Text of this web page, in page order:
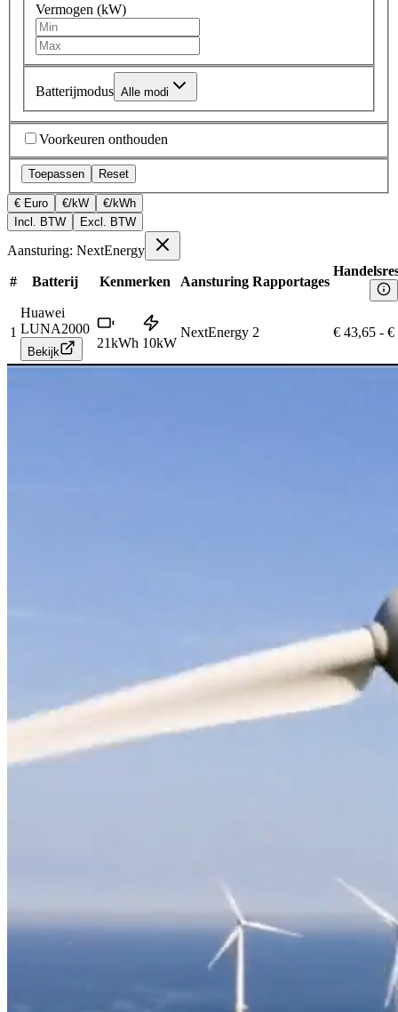
Vermogen (kW)
Batterijmodus Alle modi
Voorkeuren onthouden
Toepassen Reset
€ Euro €/kW
€/kWh
Incl. BTW
Excl. BTW
Aansturing: NextEnergy
# Batterij Kenmerken Aansturing Rapportages
1
Huawei
LUNA2000
Bekijk
21kWh 10kW
NextEnergy 2 € 43,65 - €